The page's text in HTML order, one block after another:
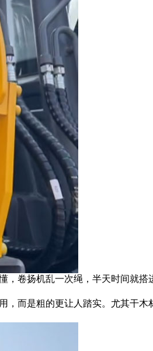
，卷扬机乱一次绳，半天时间就
而是粗的更让人踏实。尤其干木